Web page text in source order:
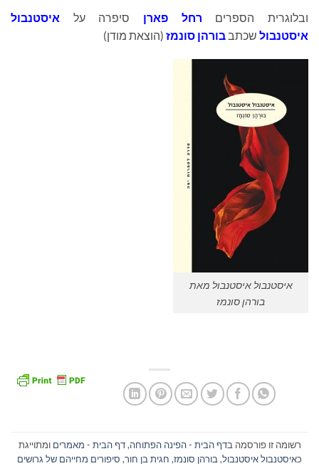
ובלוגרית הספרים רחל פארן סיפרה על איסטנבול
איסטנבול שכתב בורהן סונמז (הוצאת מודן)
איסטנבול איסטנבול מאת
בורהן סונמז
רשומה זו פורסמה בדף הבית - הפינה הפתוחה,דף הבית - מאמרים ומתוייגת
כאיסטנבול איסטנבול, בורהן סונמז, חגית בן חור, סיפורים מחייהם של גרושים